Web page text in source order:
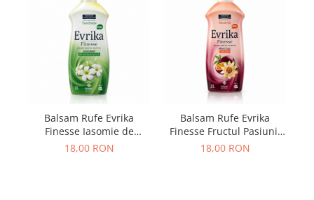
Produse incontinenta
Sare de baie
Servetele Umede
Balsam Rufe Evrika
Finesse Iasomie de
Madagascar 2L
18,00 RON
Balsam Rufe Evrika
Finesse Fructul Pasiunii
2L
18,00 RON